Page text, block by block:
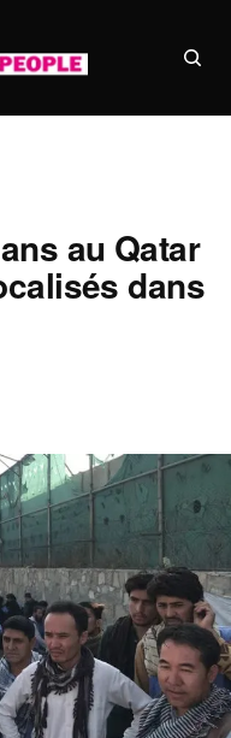
au Qatar
dans